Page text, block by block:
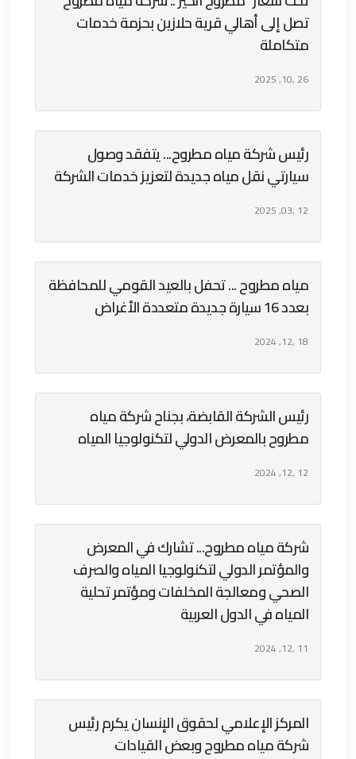
تصل إلى أهالي قرية حلازين بحزمة خدمات
متكاملة
26 ,10, 2025
رئيس شركة مياه مطروح... يتفقد وصول
سيارتي نقل مياه جديدة لتعزيز خدمات الشركة
12 ,03, 2025
مياه مطروح ... تحفل بالعيد القومي للمحافظة
بعدد 16 سيارة جديدة متعددة الأغراض
18 ,12, 2024
رئيس الشركة القابضة، بجناح شركة مياه
مطروح بالمعرض الدولي لتكنولوجيا المياه
12 ,12, 2024
شركة مياه مطروح... تشارك في المعرض
والمؤتمر الدولي لتكنولوجيا المياه والصرف
الصحي ومعالجة المخلفات ومؤتمر تحلية
المياه في الدول العربية
11 ,12, 2024
المركز الإعلامي لحقوق الإنسان يكرم رئيس
شركة مياه مطروح وبعض القيادات